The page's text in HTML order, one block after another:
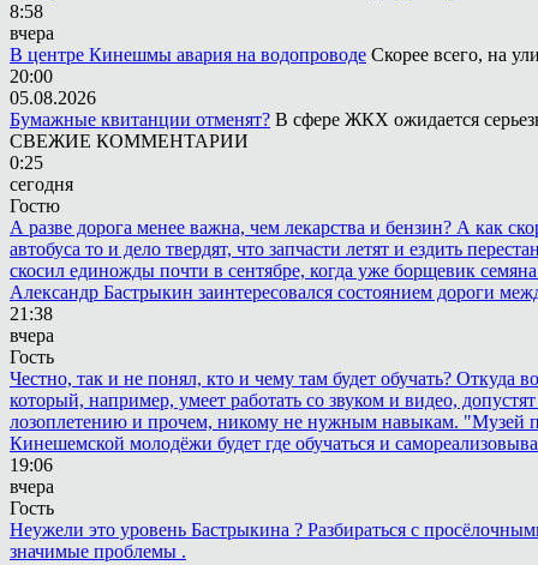
8:58
вчера
В центре Кинешмы авария на водопроводе Скорее всего, на
20:00
05.08.2026
Бумажные квитанции отменят? В сфере ЖКХ ожидается
СВЕЖИЕ КОММЕНТАРИИ
0:25
сегодня
Гостю
А разве дорога менее важна, чем лекарства и бензин? А как
автобуса то и дело твердят, что запчасти летят и ездить
скосил единожды почти в сентябре, когда уже борщевик
Александр Бастрыкин заинтересовался состоянием дороги
21:38
вчера
Гость
Честно, так и не понял, кто и чему там будет обучать? Откуда
который, например, умеет работать со звуком и видео,
лозоплетению и прочем, никому не нужным навыкам. "Музей
Кинешемской молодёжи будет где обучаться и
19:06
вчера
Гость
Неужели это уровень Бастрыкина ? Разбираться с
значимые проблемы .